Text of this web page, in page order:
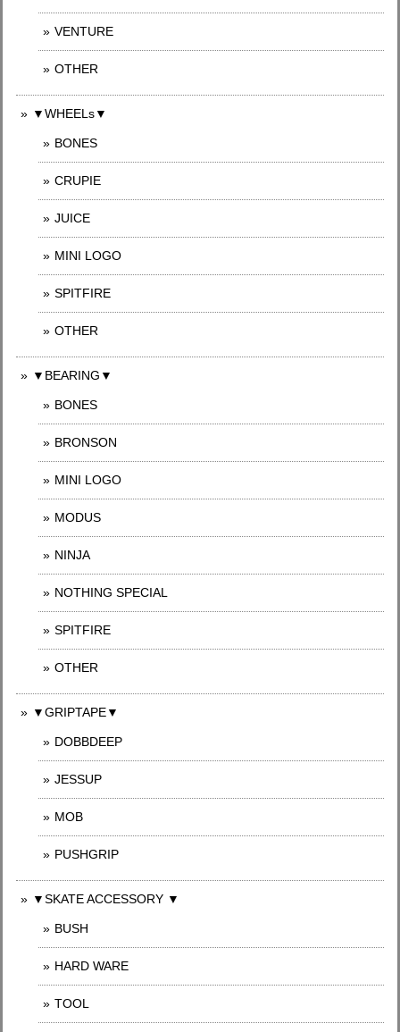
VENTURE
OTHER
▼WHEELs▼
BONES
CRUPIE
JUICE
MINI LOGO
SPITFIRE
OTHER
▼BEARING▼
BONES
BRONSON
MINI LOGO
MODUS
NINJA
NOTHING SPECIAL
SPITFIRE
OTHER
▼GRIPTAPE▼
DOBBDEEP
JESSUP
MOB
PUSHGRIP
▼SKATE ACCESSORY ▼
BUSH
HARD WARE
TOOL